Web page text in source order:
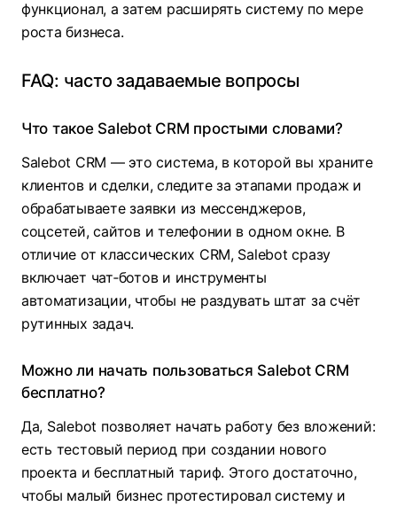
функционал, а затем расширять систему по мере
роста бизнеса.
FAQ: часто задаваемые вопросы
Что такое Salebot CRM простыми словами?
Salebot CRM — это система, в которой вы храните
клиентов и сделки, следите за этапами продаж и
обрабатываете заявки из мессенджеров,
соцсетей, сайтов и телефонии в одном окне. В
отличие от классических CRM, Salebot сразу
включает чат‑ботов и инструменты
автоматизации, чтобы не раздувать штат за счёт
рутинных задач.
Можно ли начать пользоваться Salebot CRM
бесплатно?
Да, Salebot позволяет начать работу без вложений:
есть тестовый период при создании нового
проекта и бесплатный тариф. Этого достаточно,
чтобы малый бизнес протестировал систему и